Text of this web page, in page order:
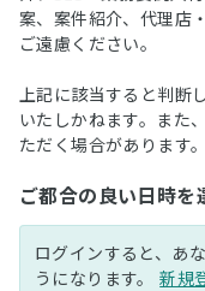
案、案件紹介、代理店
ご遠慮ください。
上記に該当すると判断
いたしかねます。また
ただく場合があります。
ご都合の良い日時を
ログインすると、あ
うになります。新規